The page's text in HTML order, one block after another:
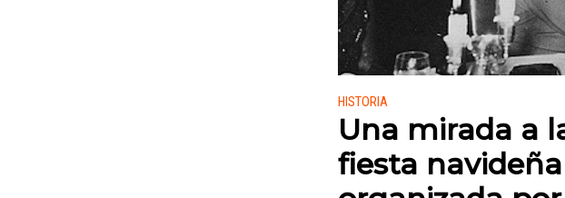
Publicado en:
HISTORIA
Una mirada a
fiesta